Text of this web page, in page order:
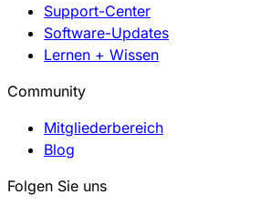
Support-Center
Software-Updates
Lernen + Wissen
Community
Mitgliederbereich
Blog
Folgen Sie uns